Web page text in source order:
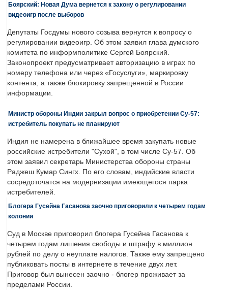
Боярский: Новая Дума вернется к закону о регулировании
видеоигр после выборов
Депутаты Госдумы нового созыва вернутся к вопросу о
регулировании видеоигр. Об этом заявил глава думского
комитета по информполитике Сергей Боярский.
Законопроект предусматривает авторизацию в играх по
номеру телефона или через «Госуслуги», маркировку
контента, а также блокировку запрещенной в России
информации.
Министр обороны Индии закрыл вопрос о приобретении Су-57:
истребитель покупать не планируют
Индия не намерена в ближайшее время закупать новые
российские истребители "Сухой", в том числе Су-57. Об
этом заявил секретарь Министерства обороны страны
Раджеш Кумар Сингх. По его словам, индийские власти
сосредоточатся на модернизации имеющегося парка
истребителей.
Блогера Гусейна Гасанова заочно приговорили к четырем годам
колонии
Суд в Москве приговорил блогера Гусейна Гасанова к
четырем годам лишения свободы и штрафу в миллион
рублей по делу о неуплате налогов. Также ему запрещено
публиковать посты в интернете в течение двух лет.
Приговор был вынесен заочно - блогер проживает за
пределами России.